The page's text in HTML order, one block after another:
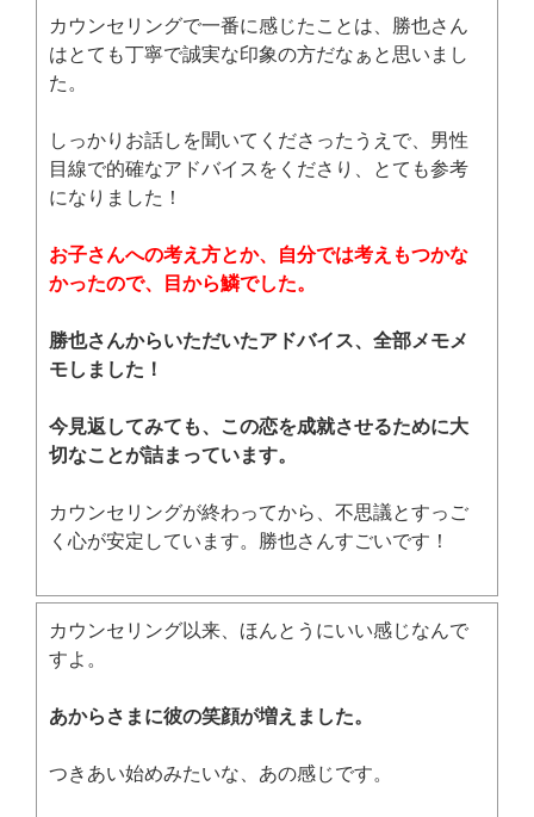
カウンセリングで一番に感じたことは、勝也さん
はとても丁寧で誠実な印象の方だなぁと思いまし
た。
しっかりお話しを聞いてくださったうえで、男性
目線で的確なアドバイスをくださり、とても参考
になりました！
お子さんへの考え方とか、自分では考えもつかな
かったので、目から鱗でした。
勝也さんからいただいたアドバイス、全部メモメ
モしました！
今見返してみても、この恋を成就させるために大
切なことが詰まっています。
カウンセリングが終わってから、不思議とすっご
く心が安定しています。勝也さんすごいです！
カウンセリング以来、ほんとうにいい感じなんで
すよ。
あからさまに彼の笑顔が増えました。
つきあい始めみたいな、あの感じです。